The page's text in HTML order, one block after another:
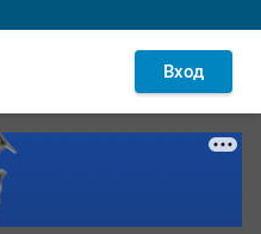
Вход